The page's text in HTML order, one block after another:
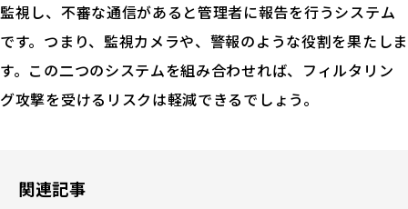
監視し、不審な通信があると管理者に報告を行うシステム
です。つまり、監視カメラや、警報のような役割を果たしま
す。この二つのシステムを組み合わせれば、フィルタリン
グ攻撃を受けるリスクは軽減できるでしょう。
関連記事